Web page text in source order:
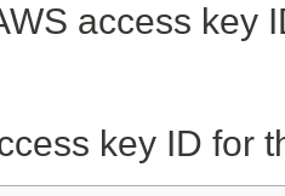
access key
key ID for